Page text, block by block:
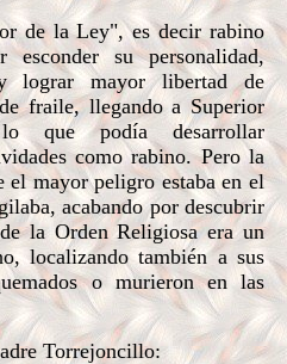
de la Ley", es decir rabino
esconder su personalidad,
lograr mayor libertad de
fraile, llegando a Superior
que podía desarrollar
como rabino. Pero la
el mayor peligro estaba en el
acabando por descubrir
la Orden Religiosa era un
localizando también a sus
o murieron en las
Torrejoncillo: